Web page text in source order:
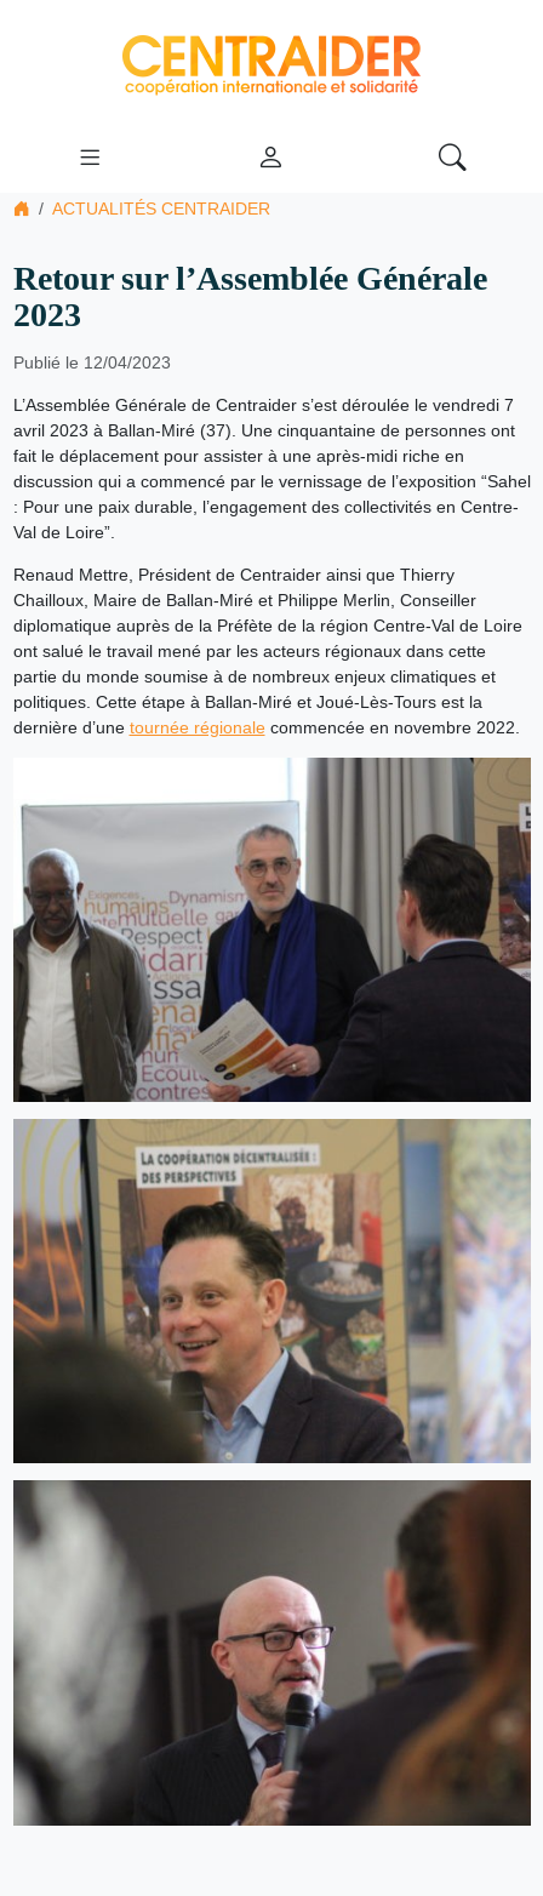
ACTUALITÉS CENTRAIDER
Retour sur l’Assemblée Générale
2023
Publié le 12/04/2023
L’Assemblée Générale de Centraider s’est déroulée le vendredi 7
avril 2023 à Ballan-Miré (37). Une cinquantaine de personnes ont
fait le déplacement pour assister à une après-midi riche en
discussion qui a commencé par le vernissage de l’exposition “Sahel
: Pour une paix durable, l’engagement des collectivités en Centre-
Val de Loire”.
Renaud Mettre, Président de Centraider ainsi que Thierry
Chailloux, Maire de Ballan-Miré et Philippe Merlin, Conseiller
diplomatique auprès de la Préfète de la région Centre-Val de Loire
ont salué le travail mené par les acteurs régionaux dans cette
partie du monde soumise à de nombreux enjeux climatiques et
politiques. Cette étape à Ballan-Miré et Joué-Lès-Tours est la
dernière d’une tournée régionalecommencée en novembre 2022.